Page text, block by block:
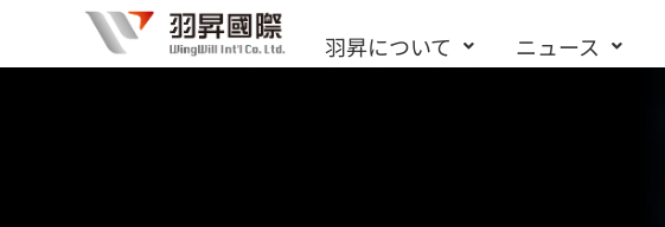
容
羽昇について ニュース